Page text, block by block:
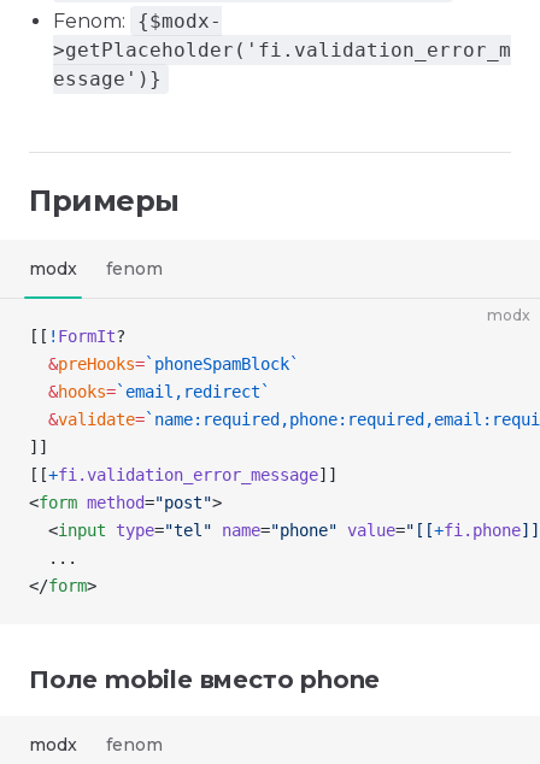
Fenom:
{$modx-
>getPlaceholder('fi.validation_error_m
essage')}
Примеры
modx fenom
modx
[[ ! FormIt?
  &
preHooks=`phoneSpamBlock`
  &
hooks=`email,redirect`
  &
validate=
]]
[[+fi.validation_error_message]]
<form method="post">
  <
input type="tel" name="phone" value="[[+fi.phone
  ...
</form>
Поле mobile вместо phone
modx fenom